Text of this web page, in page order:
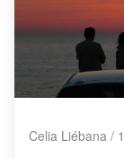
Celia Liébana /